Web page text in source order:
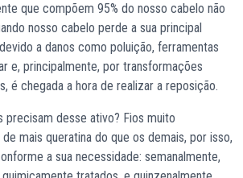
que compõem 95% do nosso cabelo não
nosso cabelo perde a sua principal
a danos como poluição, ferramentas
e, principalmente, por transformações
é chegada a hora de realizar a reposição.
precisam desse ativo? Fios muito
mais queratina do que os demais, por isso,
a sua necessidade: semanalmente,